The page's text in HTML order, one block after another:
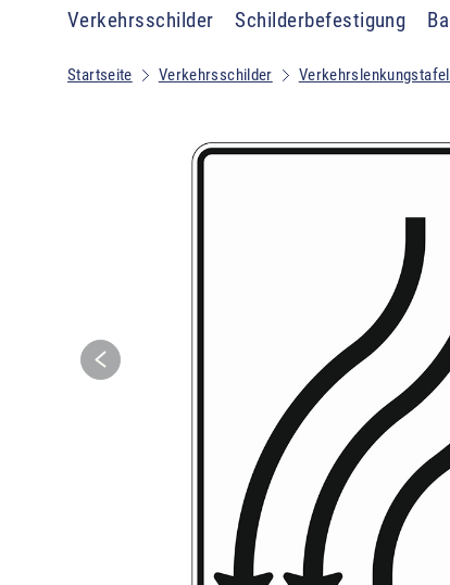
Verkehrsschilder Schilderbefestigung
Startseite Verkehrsschilder